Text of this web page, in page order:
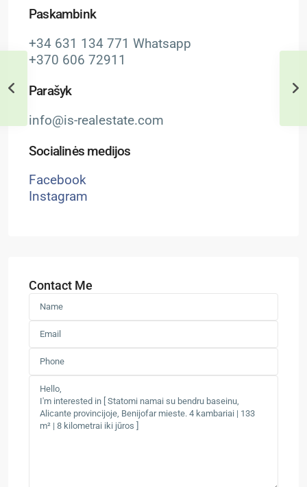
Paskambink
+34 631 134 771 Whatsapp
+370 606 72911
Parašyk
info@is-realestate.com
Socialinės medijos
Facebook
Instagram
Contact Me